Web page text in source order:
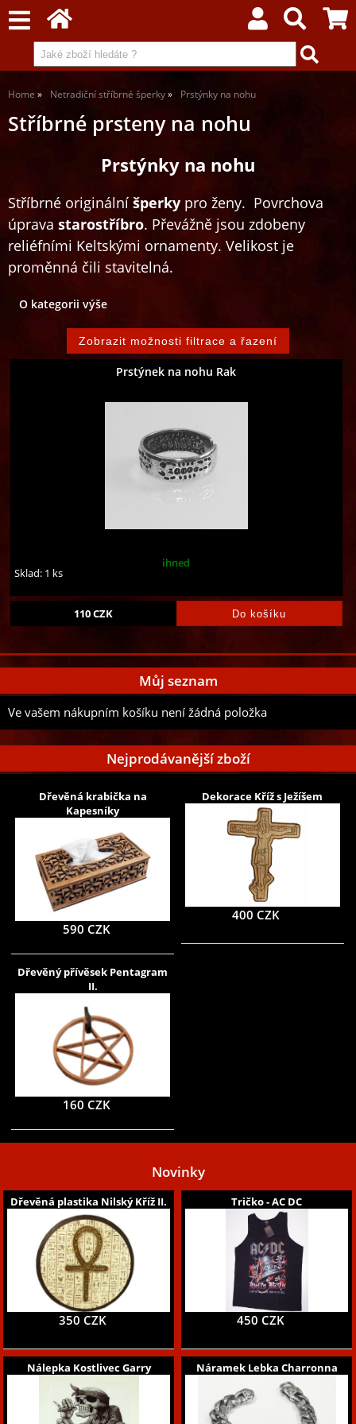
Home Netradiční stříbrné šperky Prstýnky na nohu
Stříbrné prsteny na nohu
Prstýnky na nohu
Stříbrné originální šperky pro ženy. Povrchova
úprava starostříbro. Převážně jsou zdobeny
reliéfními Keltskými ornamenty. Velikost je
proměnná čili stavitelná.
O kategorii výše
Prstýnek na nohu Rak
ihned
Sklad: 1 ks
110CZK
Můj seznam
Ve vašem nákupním košíku není žádná položka
Nejprodávanější zboží
Dřevěná krabička na
Kapesníky
590 CZK
Dekorace Kříž s Ježíšem
400 CZK
Dřevěný přívěsek Pentagram
II.
160 CZK
Novinky
Dřevěná plastika Nilský Kříž II.
350 CZK
Tričko - AC DC
450 CZK
Nálepka Kostlivec Garry Náramek Lebka Charronna